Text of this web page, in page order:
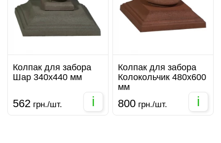
Колпак для забора
Шар 340х440 мм
562 грн./шт. i
Колпак для забора
Колокольчик 480х600
мм
800 грн./шт. i